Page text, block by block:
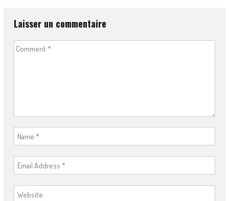
Laisser un commentaire